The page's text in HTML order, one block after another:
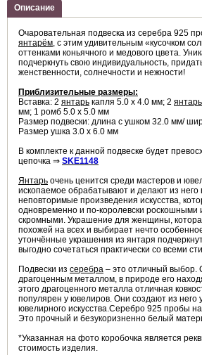
Описание
Очаровательная подвеска из серебра 925
янтарём, с этим удивительным «кусочком
оттенками коньячного и медового цвета.
подчеркнуть свою индивидуальность,
женственности, солнечности и нежности!
Приблизительные размеры:
Вставка: 2 янтарь капля 5.0 х 4.0 мм; 2 янтарь
мм; 1 ромб 5.0 х 5.0 мм
Размер подвески: длина с ушком 32.0 мм/
Размер ушка 3.0 х 6.0 мм
В комплекте к данной подвеске будет
цепочка ⇒ SKE1148
Янтарь очень ценится среди мастеров и
ископаемое обрабатывают и делают из него
неповторимые произведения искусства,
одновременно и по-королевски роскошными
скромными. Украшение для женщины,
похожей на всех и выбирает нечто
утончённые украшения из янтаря
выгодно сочетаться практически со всеми
Подвески из серебра – это отличный выбор.
драгоценным металлом, в природе его
этого драгоценного металла отличная
популярен у ювелиров. Они создают из
ювелирного искусства.Серебро 925 пробы
Это прочный и безукоризненно белый
*Указанная на фото коробочка является
стоимость изделия.